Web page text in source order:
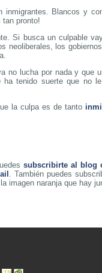
inmigrantes. Blancos y
tan pronto!
Si busca un culpable
neoliberales, los
no lucha por nada y que
ha tenido suerte que no
la culpa es de tanto
subscribirte al blog
. También puedes
imagen naranja que hay